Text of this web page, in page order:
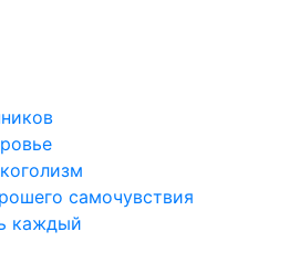
самочувствия
каждый